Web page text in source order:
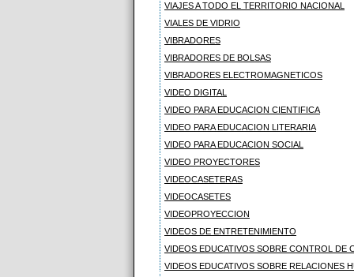
VIAJES A TODO EL TERRITORIO NACIONAL
VIALES DE VIDRIO
VIBRADORES
VIBRADORES DE BOLSAS
VIBRADORES ELECTROMAGNETICOS
VIDEO DIGITAL
VIDEO PARA EDUCACION CIENTIFICA
VIDEO PARA EDUCACION LITERARIA
VIDEO PARA EDUCACION SOCIAL
VIDEO PROYECTORES
VIDEOCASETERAS
VIDEOCASETES
VIDEOPROYECCION
VIDEOS DE ENTRETENIMIENTO
VIDEOS EDUCATIVOS SOBRE CONTROL DE
VIDEOS EDUCATIVOS SOBRE RELACIONES